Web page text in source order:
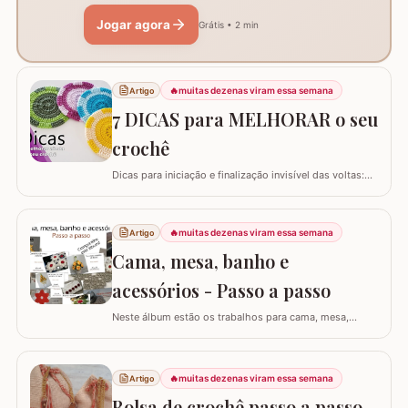
Jogar agora Grátis • 2 min
Artigo 🔥muitas dezenas viram essa semana
7 DICAS para MELHORAR o seu
crochê
Dicas para iniciação e finalização invisível das voltas:
garante um acabamento quase imperceptível nas
iniciações e finalizações das voltas, resultando em um
trabalho mais elegante. Variações de pontos com o
falso ponto alto: Experimentar…
Artigo 🔥muitas dezenas viram essa semana
Cama, mesa, banho e
acessórios - Passo a passo
Neste álbum estão os trabalhos para cama, mesa,
clicar nas imagens! Trilhos/caminhos e centro de mesa
Sousplat Puxa-saco e porta-pano de prato Squares para
colcha de cama Outros Álbuns que temos no blog
Artigo 🔥muitas dezenas viram essa semana